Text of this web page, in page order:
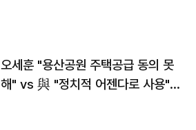
오세훈 "용산공원 주택공급 동의 못
해" vs 與 "정치적 어젠다로 사용"